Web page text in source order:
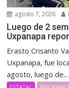
agosto 7, 2026
Luego de 2
Uxpanapa
Erasto Crisanto
Uxpanapa, fue
agosto, luego de...